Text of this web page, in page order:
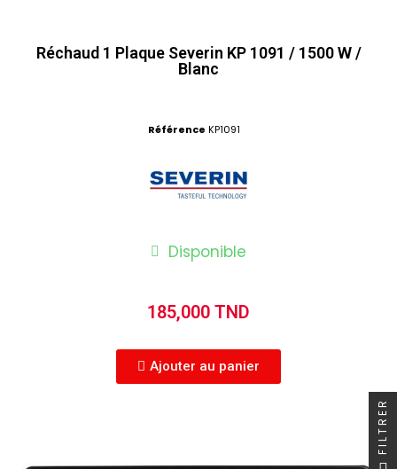
Réchaud 1 Plaque Severin KP 1091 / 1500 W /
Blanc
Référence KP1091
Disponible
185,000 TND
Ajouter au panier
FILTRER